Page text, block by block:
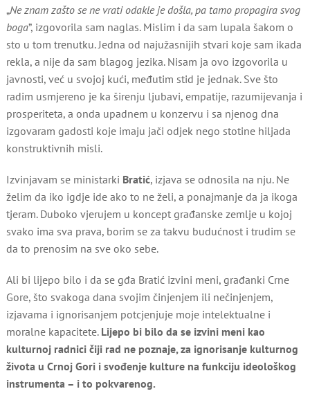
„Ne znam zašto se ne vrati odakle je došla, pa tamo propagira svog
boga”, izgovorila sam naglas. Mislim i da sam lupala šakom o
sto u tom trenutku. Jedna od najužasnijih stvari koje sam ikada
rekla, a nije da sam blagog jezika. Nisam ja ovo izgovorila u
javnosti, već u svojoj kući, međutim stid je jednak. Sve što
radim usmjereno je ka širenju ljubavi, empatije, razumijevanja i
prosperiteta, a onda upadnem u konzervu i sa njenog dna
izgovaram gadosti koje imaju jači odjek nego stotine hiljada
konstruktivnih misli.
Izvinjavam se ministarki Bratić, izjava se odnosila na nju. Ne
želim da iko igdje ide ako to ne želi, a ponajmanje da ja ikoga
tjeram. Duboko vjerujem u koncept građanske zemlje u kojoj
svako ima sva prava, borim se za takvu budućnost i trudim se
da to prenosim na sve oko sebe.
Ali bi lijepo bilo i da se gđa Bratić izvini meni, građanki Crne
Gore, što svakoga dana svojim činjenjem ili nečinjenjem,
izjavama i ignorisanjem potcjenjuje moje intelektualne i
moralne kapacitete. Lijepo bi bilo da se izvini meni kao
kulturnoj radnici čiji rad ne poznaje, za ignorisanje kulturnog
života u Crnoj Gori i svođenje kulture na funkciju ideološkog
instrumenta – i to pokvarenog.